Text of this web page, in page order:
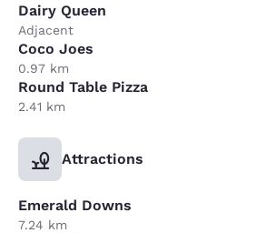
Dairy Queen
Adjacent
Coco Joes
0.97 km
Round Table Pizza
2.41 km
Attractions
Emerald Downs
7.24 km